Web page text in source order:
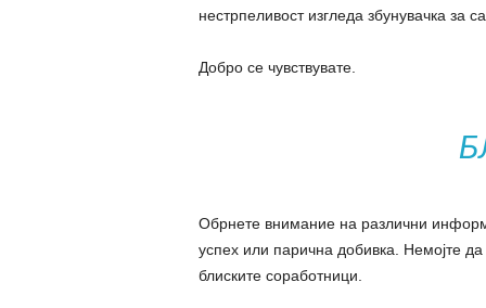
нестрпеливост изгледа збунувачка за
Добро се чувствувате.
Обрнете внимание на различни
успех или парична добивка. Немојте
блиските соработници.